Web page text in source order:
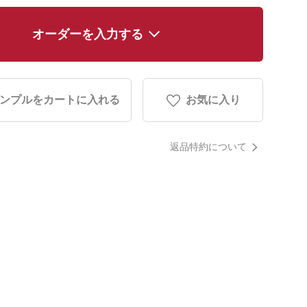
オーダーを入力する
プルをカートに入れる お気に入り
返品特約について